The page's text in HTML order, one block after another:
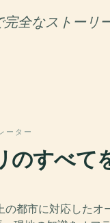
完全なストーリ
ーター
のすべて
の都市に対応したオ